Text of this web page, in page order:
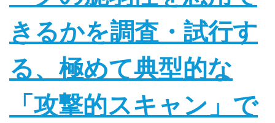
きるかを調査・試行す
る、極めて典型的な
「攻撃的スキャン」で